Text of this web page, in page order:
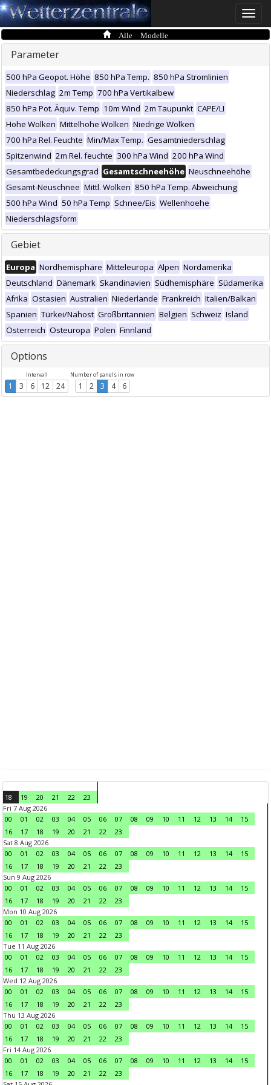
Toggle
Alle Modelle
Parameter
500 hPa Geopot. Höhe 850 hPa Temp. 850 hPa Stromlinien
Niederschlag 2m Temp 700 hPa Vertikalbew
850 hPa Pot. Äquiv. Temp 10m Wind 2m Taupunkt CAPE/LI
Hohe Wolken Mittelhohe Wolken Niedrige Wolken
700 hPa Rel. Feuchte Min/Max Temp. Gesamtniederschlag
Spitzenwind 2m Rel. feuchte 300 hPa Wind 200 hPa Wind
Gesamtbedeckungsgrad Gesamtschneehöhe Neuschneehöhe
Gesamt-Neuschnee Mittl. Wolken 850 hPa Temp. Abweichung
500 hPa Wind 50 hPa Temp Schnee/Eis Wellenhoehe
Niederschlagsform
Gebiet
Europa Nordhemisphäre Mitteleuropa Alpen Nordamerika
Deutschland Dänemark Skandinavien Südhemisphäre Südamerika
Afrika Ostasien Australien Niederlande Frankreich Italien/Balkan
Spanien Türkei/Nahost Großbritannien Belgien Schweiz Island
Österreich Osteuropa Polen Finnland
Options
Intervall
1 3 6 12 24
Number of panels in row
1 2 3 4 6
18 19 20 21 22
23
Fri 7 Aug 2026
00
01 02 03 04 05 06 07 08 09 10 11 12 13 14
15
16
17 18 19 20 21 22
23
Sat 8 Aug 2026
00
01 02 03 04 05 06 07 08 09 10 11 12 13 14
15
16
17 18 19 20 21 22
23
Sun 9 Aug 2026
00
01 02 03 04 05 06 07 08 09 10 11 12 13 14
15
16
17 18 19 20 21 22
23
Mon 10 Aug 2026
00
01 02 03 04 05 06 07 08 09 10 11 12 13 14
15
16
17 18 19 20 21 22
23
Tue 11 Aug 2026
00
01 02 03 04 05 06 07 08 09 10 11 12 13 14
15
16
17 18 19 20 21 22
23
Wed 12 Aug 2026
00
01 02 03 04 05 06 07 08 09 10 11 12 13 14
15
16
17 18 19 20 21 22
23
Thu 13 Aug 2026
00
01 02 03 04 05 06 07 08 09 10 11 12 13 14
15
16
17 18 19 20 21 22
23
Fri 14 Aug 2026
00
01 02 03 04 05 06 07 08 09 10 11 12 13 14
15
16
17 18 19 20 21 22
23